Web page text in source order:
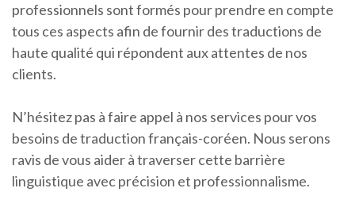
professionnels sont formés pour prendre en compte
tous ces aspects afin de fournir des traductions de
haute qualité qui répondent aux attentes de nos
clients.
N’hésitez pas à faire appel à nos services pour vos
besoins de traduction français-coréen. Nous serons
ravis de vous aider à traverser cette barrière
linguistique avec précision et professionnalisme.